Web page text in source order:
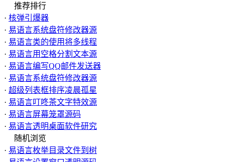
推荐排行
· 核弹引爆器
· 易语言系统盘符修改器源
· 易语言类的使用将多线程
· 易语言用空格分割文本源
· 易语言编写QQ邮件发送器
· 易语言系统盘符修改器源
· 超级列表框排序凌晨孤星
· 易语言叮咚茶文字特效源
· 易语言屏幕笼罩源码
· 易语言透明桌面软件研究
随机浏览
· 易语言枚举目录文件到树